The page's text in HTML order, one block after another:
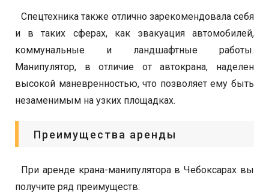
Спецтехника также отлично зарекомендовала себя
и в таких сферах, как эвакуация автомобилей,
коммунальные и ландшафтные работы.
Манипулятор, в отличие от автокрана, наделен
высокой маневренностью, что позволяет ему быть
незаменимым на узких площадках.
Преимущества аренды
При аренде крана-манипулятора в Чебоксарах вы
получите ряд преимуществ: